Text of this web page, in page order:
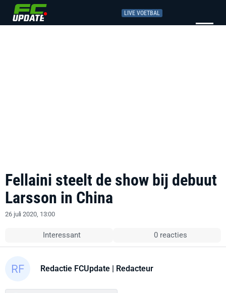
LIVE VOETBAL
Fellaini steelt de show bij debuut
Larsson in China
26 juli 2020, 13:00
Interessant 0 reacties
Redactie FCUpdate | Redacteur